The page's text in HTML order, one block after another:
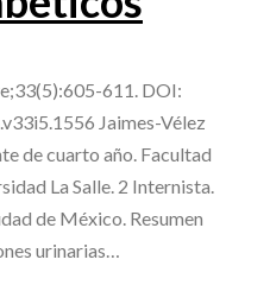
611. DOI:
Jaimes-Vélez
de cuarto año. Facultad
La Salle. 2 Internista.
de México. Resumen
urinarias…